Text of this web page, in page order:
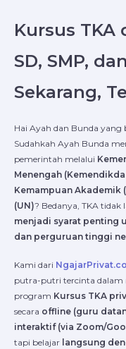
Kursus
SD, SMP,
Sekarang,
Hai Ayah dan Bunda yang
Sudahkah Ayah Bunda
pemerintah melalui
Menengah
Kemampuan Akademik
(UN)? Bedanya, TKA
menjadi syarat penting
dan perguruan tinggi
Kami dari
putra-putri tercinta dalam
program Kursus TKA
secara offline (guru
interaktif (via Zoom/
tapi belajar langsung